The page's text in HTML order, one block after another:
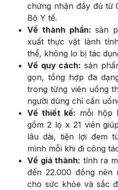
chứng nhận đầy đủ từ
Bộ Y tế.
Về thành phần: sản
xuất thực vật lành
thể, không lo bị tác
Về quy cách: sản
gọn, tổng hợp đa
trong từng viên uống
người dùng chỉ cần
Về thiết kế: mỗi hộp
gồm 2 lọ x 21 viên
lâu dài, tiện lợi đem
mình mỗi khi đi công
Về giá thành: tính ra
đến 22.000 đồng nên
cho sức khỏe và sắc